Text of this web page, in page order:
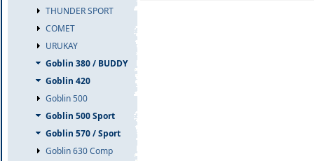
THUNDER SPORT
COMET
URUKAY
Goblin 380 / BUDDY
Goblin 420
Goblin 500
Goblin 500 Sport
Goblin 570 / Sport
Goblin 630 Comp